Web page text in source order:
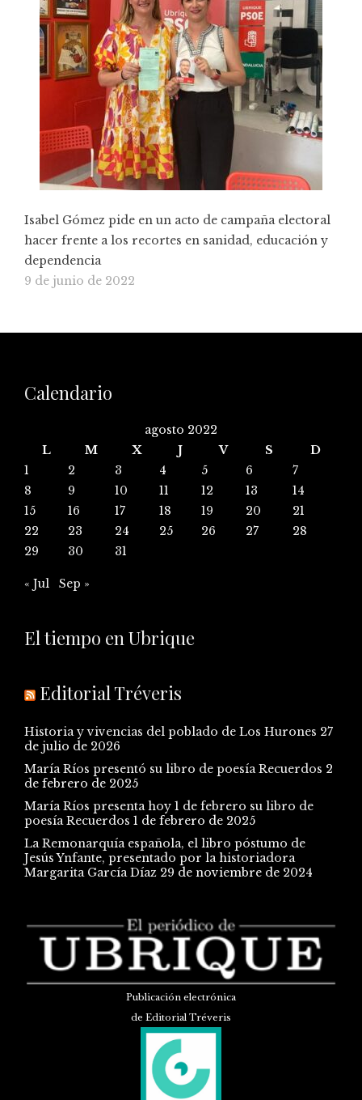
Isabel Gómez pide en un acto de campaña electoral
hacer frente a los recortes en sanidad, educación y
dependencia
9 de junio de 2022
Calendario
agosto 2022
L
M X J V S
D
1
2 3 4 5 6
7
8
9 10 11 12 13
14
15
16 17 18 19 20
21
22
23 24 25 26 27
28
29
30 31
« Jul Sep »
El tiempo en Ubrique
Editorial Tréveris
Historia y vivencias del poblado de Los Hurones 27
de julio de 2026
María Ríos presentó su libro de poesía Recuerdos 2
de febrero de 2025
María Ríos presenta hoy 1 de febrero su libro de
poesía Recuerdos 1 de febrero de 2025
La Remonarquía española, el libro póstumo de
Jesús Ynfante, presentado por la historiadora
Margarita García Díaz 29 de noviembre de 2024
Publicación electrónica
de Editorial Tréveris